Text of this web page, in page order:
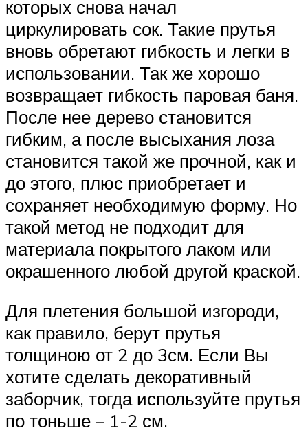
которых снова начал
циркулировать сок. Такие прутья
вновь обретают гибкость и легки в
использовании. Так же хорошо
возвращает гибкость паровая баня.
После нее дерево становится
гибким, а после высыхания лоза
становится такой же прочной, как и
до этого, плюс приобретает и
сохраняет необходимую форму. Но
такой метод не подходит для
материала покрытого лаком или
окрашенного любой другой краской.
Для плетения большой изгороди,
как правило, берут прутья
толщиною от 2 до 3см. Если Вы
хотите сделать декоративный
заборчик, тогда используйте прутья
по тоньше – 1-2 см.